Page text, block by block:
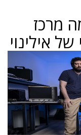
מרכז
אילינוי